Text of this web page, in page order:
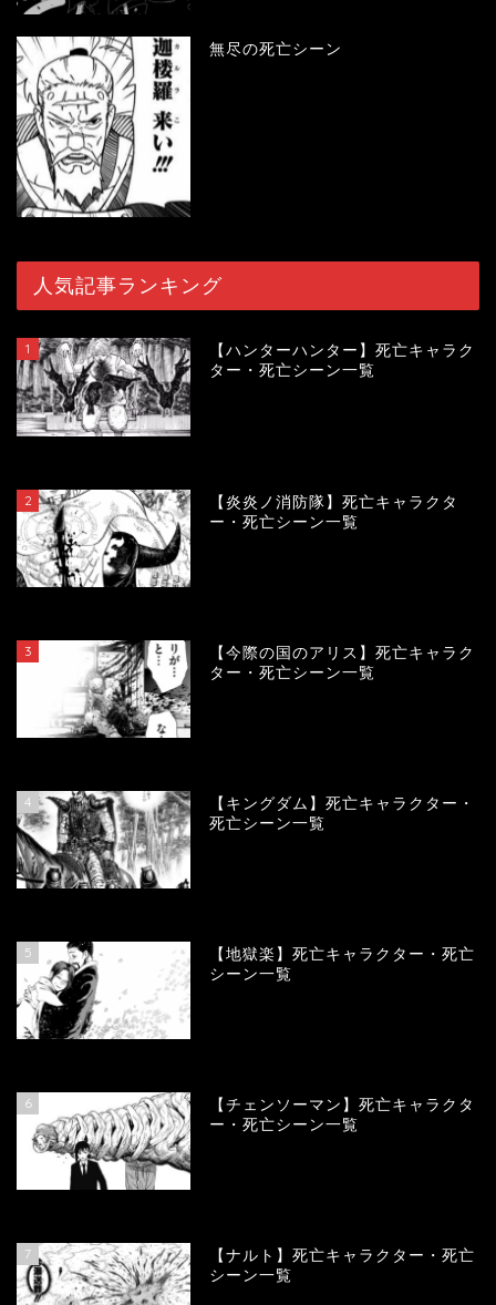
無尽の死亡シーン
人気記事ランキング
1
【ハンターハンター】死亡キャラク
ター・死亡シーン一覧
2
【炎炎ノ消防隊】死亡キャラクタ
ー・死亡シーン一覧
3
【今際の国のアリス】死亡キャラク
ター・死亡シーン一覧
4
【キングダム】死亡キャラクター・
死亡シーン一覧
5
【地獄楽】死亡キャラクター・死亡
シーン一覧
6
【チェンソーマン】死亡キャラクタ
ー・死亡シーン一覧
7
【ナルト】死亡キャラクター・死亡
シーン一覧